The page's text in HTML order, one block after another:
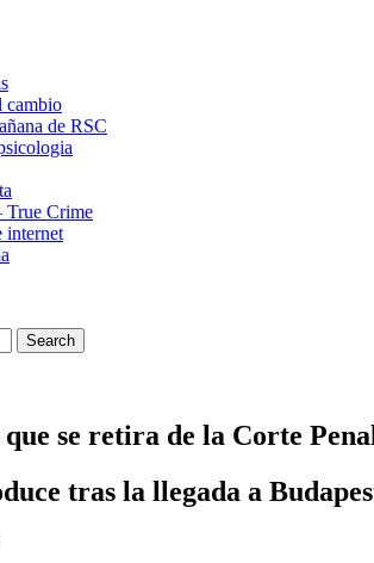
cambio
de RSC
True Crime
internet
se retira de la Corte
tras la llegada a